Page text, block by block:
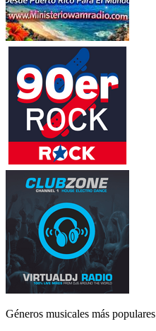
Géneros musicales más populares